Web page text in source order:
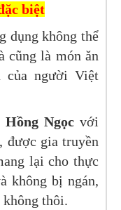
biệt
dụng không thể
cũng là món ăn
của người Việt
Ngọcvới
được gia truyền
lại cho thực
không bị ngán,
không thôi.